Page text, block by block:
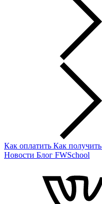
Как оплатить Как получить
Новости Блог FWSchool